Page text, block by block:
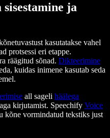
ja
kasutatakse vahel
protsessi eri etappe.
räägitud sõnad. Dikteerimine
kuidas inimene kasutab seda
all sageli häälega
kirjutamist. Speechify Voice
kõne vormindatud tekstiks just